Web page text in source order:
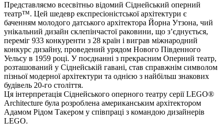
Представляємо всесвітньо відомий Сіднейський оперний
театр™. Цей шедевр експресіоністської архітектури є
баченням молодого датського архітектора Йорна Утзона, чий
унікальний дизайн склепінчастої раковини, що з’єднується,
переміг 933 конкуренти з 28 країн і виграв міжнародний
конкурс дизайну, проведений урядом Нового Південного
Уельсу в 1959 році. У поєднанні з прекрасним Оперний театр,
розташований у Сіднейській гавані, став справжнім символом
пізньої модерної архітектури та однією з найбільш знакових
будівель 20-го століття.
Ця інтерпретація Сіднейського оперного театру серії LEGO®
Architecture була розроблена американським архітектором
Адамом Рідом Такером у співпраці з командою дизайнерів
LEGO.